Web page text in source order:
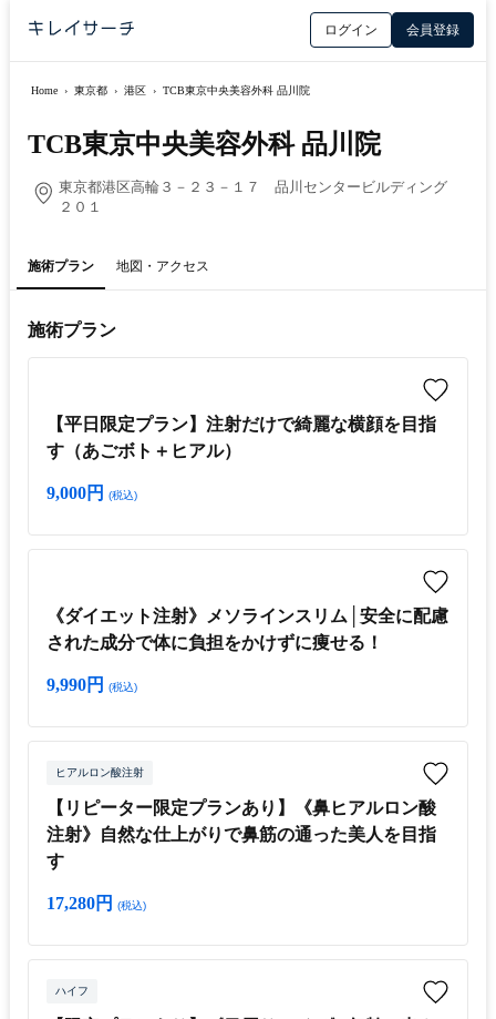
ログイン 会員登録
Home › 東京都 › 港区 › TCB東京中央美容外科 品川院
TCB東京中央美容外科 品川院
東京都港区高輪３－２３－１７ 品川センタービルディング
２０１
施術プラン 地図・アクセス
施術プラン
【平日限定プラン】注射だけで綺麗な横顔を目指
す（あごボト＋ヒアル）
9,000円 (税込)
《ダイエット注射》メソラインスリム│安全に配慮
された成分で体に負担をかけずに痩せる！
9,990円 (税込)
ヒアルロン酸注射
【リピーター限定プランあり】《鼻ヒアルロン酸
注射》自然な仕上がりで鼻筋の通った美人を目指
す
17,280円 (税込)
ハイフ